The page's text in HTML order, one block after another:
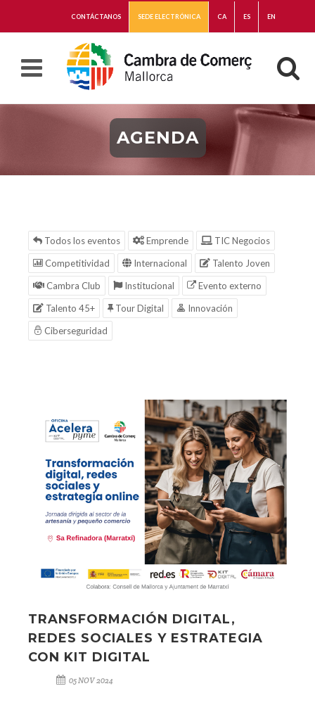
CONTÁCTANOS SEDE ELECTRÓNICA CA ES EN
AGENDA
Todos los eventos Emprende
TIC Negocios
Competitividad
Internacional
Talento Joven
Cambra Club
Institucional
Evento externo
Talento 45+
Tour Digital
Innovación
Ciberseguridad
TRANSFORMACIÓN DIGITAL,
REDES SOCIALES Y ESTRATEGIA
CON KIT DIGITAL
05 NOV 2024